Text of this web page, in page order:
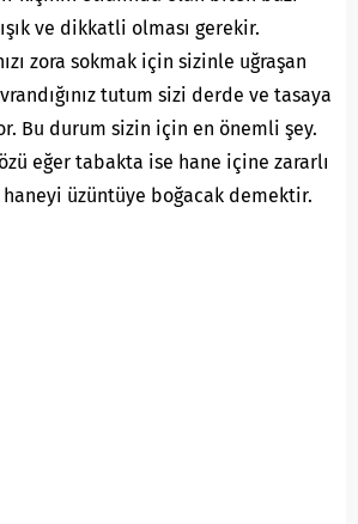
ve dikkatli olması gerekir.
zora sokmak için sizinle uğraşan
tutum sizi derde ve tasaya
Bu durum sizin için en önemli şey.
eğer tabakta ise hane içine zararlı
üzüntüye boğacak demektir.